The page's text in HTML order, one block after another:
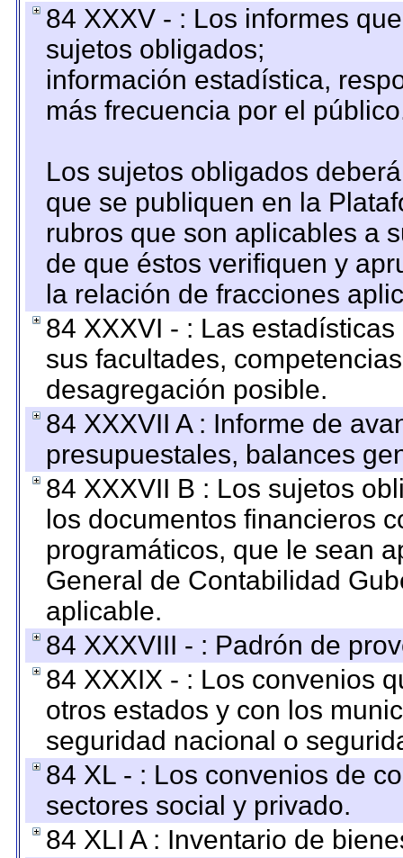
84 XXXV - : Los informes
sujetos obligados;
información estadística,
más frecuencia por el
Los sujetos obligados
que se publiquen en la
rubros que son aplicables a
de que éstos verifiquen y
la relación de fracciones
84 XXXVI - : Las
sus facultades,
desagregación posible.
84 XXXVII A : Informe de
presupuestales, balances
84 XXXVII B : Los sujetos
los documentos financieros
programáticos, que le sean
General de Contabilidad
aplicable.
84 XXXVIII - : Padrón de
84 XXXIX - : Los convenios
otros estados y con los
seguridad nacional o
84 XL - : Los convenios de
sectores social y privado.
84 XLI A : Inventario de